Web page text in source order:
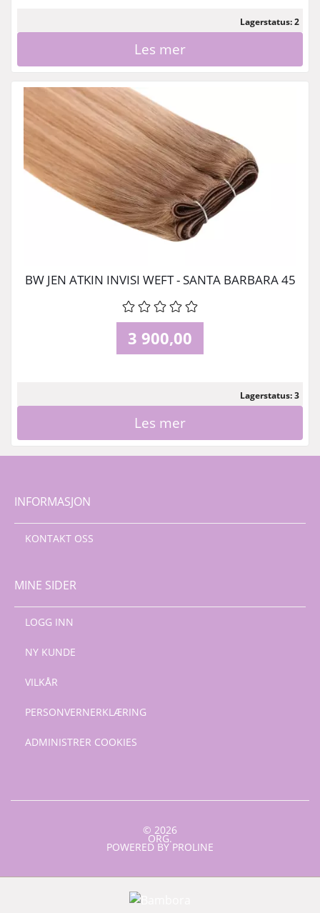
Lagerstatus: 2
Les mer
BW JEN ATKIN INVISI WEFT - SANTA BARBARA 45
3 900,00
Lagerstatus: 3
Les mer
INFORMASJON
KONTAKT OSS
MINE SIDER
LOGG INN
NY KUNDE
VILKÅR
PERSONVERNERKLÆRING
ADMINISTRER COOKIES
© 2026
ORG.
POWERED BY PROLINE